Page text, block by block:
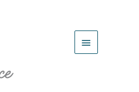
Hlavní